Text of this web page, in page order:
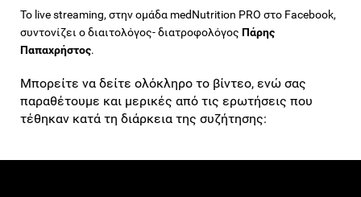
Το live streaming, στην ομάδα medNutrition PRO στο Facebook,
συντονίζει ο διαιτολόγος- διατροφολόγος Πάρης
Παπαχρήστος.
Μπορείτε να δείτε ολόκληρο το βίντεο, ενώ σας
παραθέτουμε και μερικές από τις ερωτήσεις που
τέθηκαν κατά τη διάρκεια της συζήτησης: